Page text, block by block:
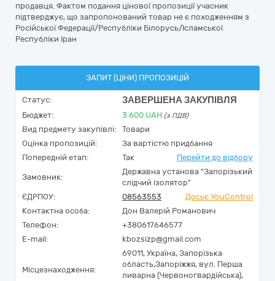
продавця. Фактом подання цінової пропозиції учасник
підтверджує, що запропонований товар не є походженням з
Російської Федерації/Республіки Білорусь/Ісламської
Республіки Іран
ЗАПИТ (ЦІНИ) ПРОПОЗИЦІЙ
Статус: ЗАВЕРШЕНА ЗАКУПІВЛЯ
Бюджет: 3 600 UAH (з ПДВ)
Вид предмету закупівлі:
Товари
Оцінка пропозицій:
За вартістю придбання
Попередній етап:
Так Перейти до відбору
Замовник:
Державна установа "Запорізький
слідчий ізолятор"
ЄДРПОУ:
08563553
Досьє YouControl
Контактна особа:
Дон Валерій Романович
Телефон:
+380617646577
E-mail:
kbozsizp@gmail.com
Місцезнаходження:
69011, Україна, Запорізька
область,Запоріжжя, вул. Перша
ливарна (Червоногвардійська),